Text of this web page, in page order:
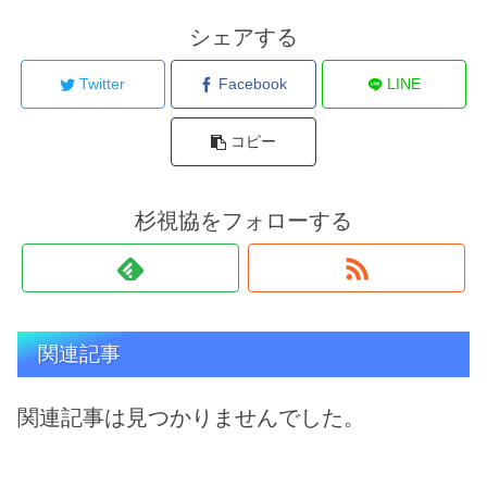
シェアする
Twitter Facebook LINE
コピー
杉視協をフォローする
関連記事
関連記事は見つかりませんでした。